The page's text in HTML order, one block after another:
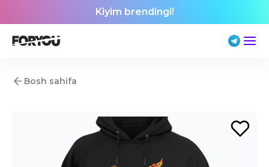
Kiyim brendingi!
Bosh sahifa